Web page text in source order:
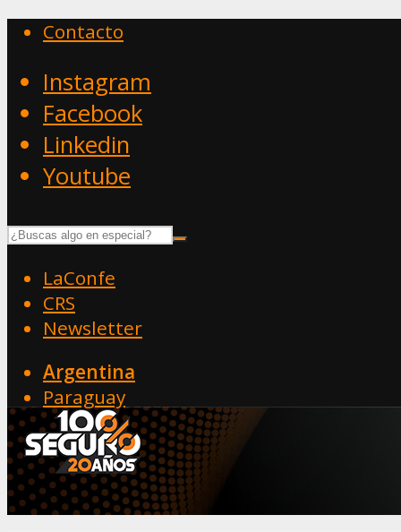
Contacto
Instagram
Facebook
Linkedin
Youtube
LaConfe
CRS
Newsletter
Argentina
Paraguay